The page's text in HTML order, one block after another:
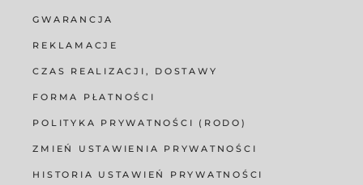
GWARANCJA
REKLAMACJE
CZAS REALIZACJI, DOSTAWY
FORMA PŁATNOŚCI
POLITYKA PRYWATNOŚCI (RODO)
ZMIEŃ USTAWIENIA PRYWATNOŚCI
HISTORIA USTAWIEŃ PRYWATNOŚCI